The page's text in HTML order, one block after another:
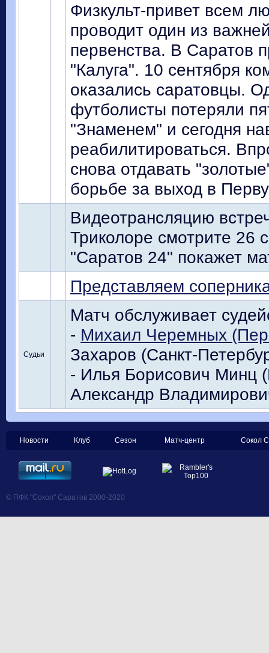
Физкульт-привет всем
проводит один из
первенства. В Саратов
"Калуга". 10 сентября
оказались саратовцы.
футболисты потеряли
"Знаменем" и сегодня
реабилитироваться.
снова отдавать
борьбе за выход в
Видеотрансляцию
Триколоре смотрите 26
"Саратов 24" покажет
Представляем
Судьи
Матч обслуживает
- Михаил Черемных
Захаров (Санкт-
- Илья Борисович Минц
Александр
Новости Клуб Сезон Матч-центр Сокол
© ПФК "Сокол" Саратов 2000-2020